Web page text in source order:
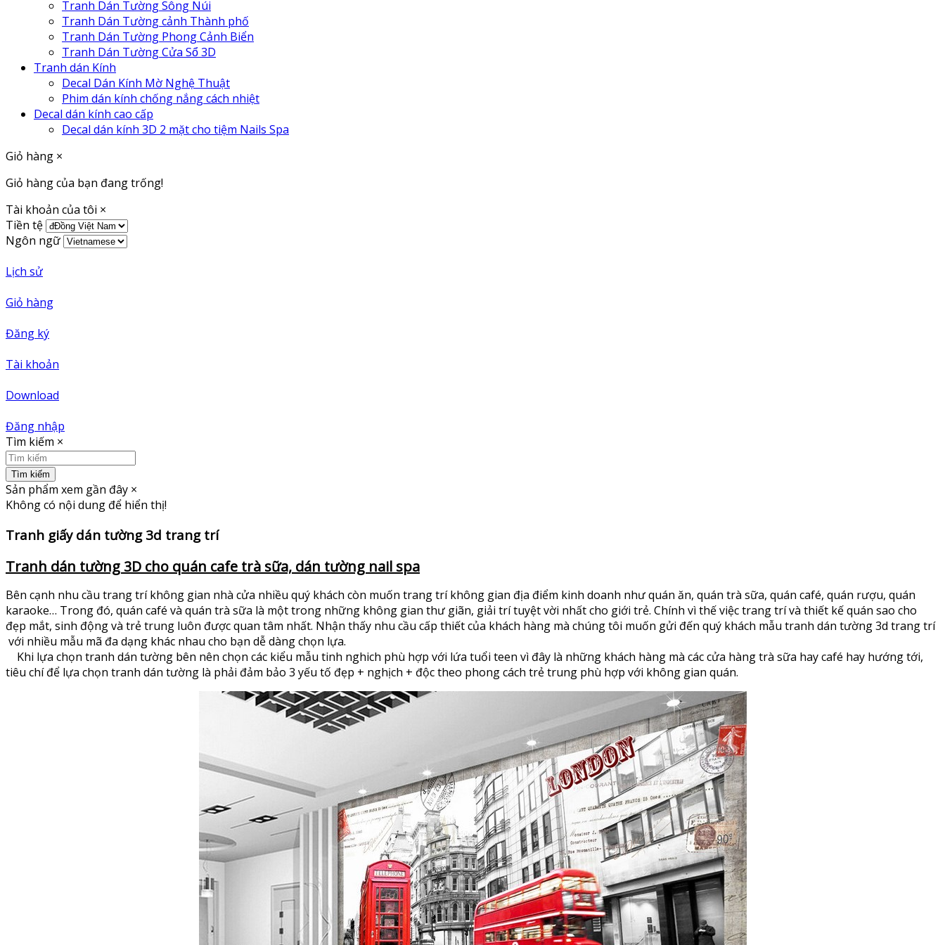
Tranh Dán Tường Sông Núi
Tranh Dán Tường cảnh Thành phố
Tranh Dán Tường Phong Cảnh Biển
Tranh Dán Tường Cửa Sổ 3D
Tranh dán Kính
Decal Dán Kính Mờ Nghệ Thuật
Phim dán kính chống nắng cách nhiệt
Decal dán kính cao cấp
Decal dán kính 3D 2 mặt cho tiệm Nails Spa
Giỏ hàng ×
Giỏ hàng của bạn đang trống!
Tài khoản của tôi ×
Tiền tệ
Ngôn ngữ
Lịch sử
Giỏ hàng
Đăng ký
Tài khoản
Download
Đăng nhập
Tìm kiếm ×
Tìm kiếm
Sản phẩm xem gần đây ×
Không có nội dung để hiển thị!
Tranh giấy dán tường 3d trang trí
Tranh dán tường 3D cho quán cafe trà sữa, dán tường nail spa
Bên cạnh nhu cầu trang trí không gian nhà cửa nhiều quý khách còn muốn trang trí không gian địa điểm kinh doanh như quán ăn, quán trà sữa, quán café, quán rượu, quán
karaoke… Trong đó, quán café và quán trà sữa là một trong những không gian thư giãn, giải trí tuyệt vời nhất cho giới trẻ. Chính vì thế việc trang trí và thiết kế quán sao cho
đẹp mắt, sinh động và trẻ trung luôn được quan tâm nhất. Nhận thấy nhu cầu cấp thiết của khách hàng mà chúng tôi muốn gửi đến quý khách mẫu tranh dán tường 3d trang trí
với nhiều mẫu mã đa dạng khác nhau cho bạn dễ dàng chọn lựa.
Khi lựa chọn tranh dán tường bên nên chọn các kiểu mẫu tinh nghich phù hợp với lứa tuổi teen vì đây là những khách hàng mà các cửa hàng trà sữa hay café hay hướng tới,
tiêu chí để lựa chọn tranh dán tường là phải đảm bảo 3 yếu tố đẹp + nghịch + độc theo phong cách trẻ trung phù hợp với không gian quán.